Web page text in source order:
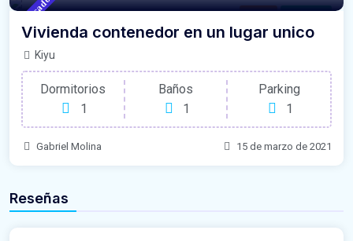
Destacado Casas For Venta
Vivienda contenedor en un lugar unico
Kiyu
Dormitorios
1
Baños
1
Parking
1
Gabriel Molina 15 de marzo de 2021
Reseñas